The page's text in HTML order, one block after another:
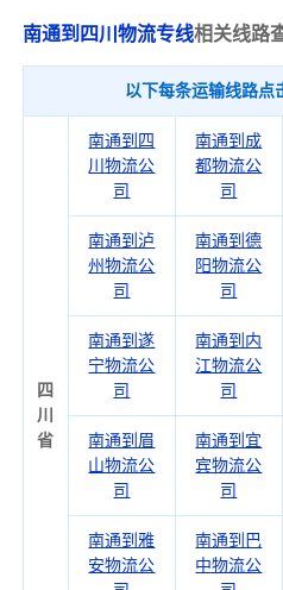
南通到四川物流专线相关线路
以下每条运输线路点
四
川
省
南通到四
川物流公
司
南通到成
都物流公
司
南通到泸
州物流公
司
南通到德
阳物流公
司
南通到遂
宁物流公
司
南通到内
江物流公
司
南通到眉
山物流公
司
南通到宜
宾物流公
司
南通到雅
安物流公
南通到巴
中物流公